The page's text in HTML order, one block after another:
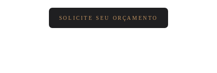
SOLICITE SEU ORÇAMENTO